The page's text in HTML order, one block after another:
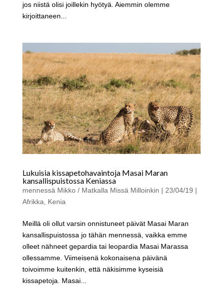
jos niistä olisi joillekin hyötyä. Aiemmin olemme
kirjoittaneen...
Lukuisia kissapetohavaintoja Masai Maran
kansallispuistossa Keniassa
mennessä Mikko / Matkalla Missä Milloinkin | 23/04/19 |
Afrikka
Kenia
Meillä oli ollut varsin onnistuneet päivät Masai Maran
kansallispuistossa jo tähän mennessä, vaikka emme
olleet nähneet gepardia tai leopardia Masai Marassa
ollessamme. Viimeisenä kokonaisena päivänä
toivoimme kuitenkin, että näkisimme kyseisiä
kissapetoja. Masai...